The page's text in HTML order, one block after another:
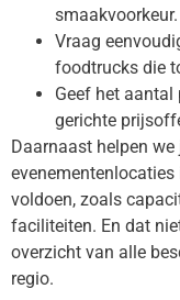
smaakvoorkeur.
Vraag
foodtrucks die
Geef het aantal
gerichte
Daarnaast helpen
voldoen, zoals
faciliteiten. En dat
overzicht van alle
regio.